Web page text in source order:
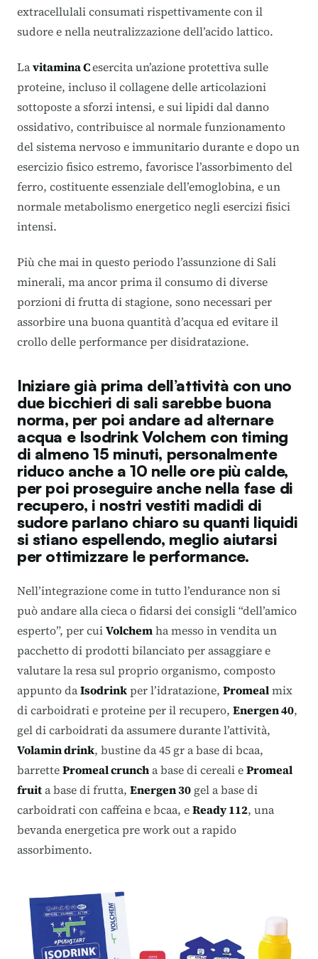
extracellulali consumati rispettivamente con il
sudore e nella neutralizzazione dell’acido lattico.
Lavitamina Cesercita un’azione protettiva sulle
proteine, incluso il collagene delle articolazioni
sottoposte a sforzi intensi, e sui lipidi dal danno
ossidativo, contribuisce al normale funzionamento
del sistema nervoso e immunitario durante e dopo un
esercizio fisico estremo, favorisce l’assorbimento del
ferro, costituente essenziale dell’emoglobina, e un
normale metabolismo energetico negli esercizi fisici
intensi.
Più che mai in questo periodo l’assunzione di Sali
minerali, ma ancor prima il consumo di diverse
porzioni di frutta di stagione, sono necessari per
assorbire una buona quantità d’acqua ed evitare il
crollo delle performance per disidratazione.
Iniziare già prima dell’attività con uno
due bicchieri di sali sarebbe buona
norma, per poi andare ad alternare
acqua e Isodrink Volchem con timing
di almeno 15 minuti, personalmente
riduco anche a 10 nelle ore più calde,
per poi proseguire anche nella fase di
recupero, i nostri vestiti madidi di
sudore parlano chiaro su quanti liquidi
si stiano espellendo, meglio aiutarsi
per ottimizzare le performance.
Nell’integrazione come in tutto l’endurance non si
può andare alla cieca o fidarsi dei consigli “dell’amico
esperto”, per cuiVolchemha messo in vendita un
pacchetto di prodotti bilanciatoper assaggiare e
valutare la resa sul proprio organismo, composto
appunto daIsodrinkper l’idratazione, Promealmix
di carboidrati e proteine per il recupero, Energen 40,
gel di carboidrati da assumere durante l’attività,
Volamin drink, bustine da 45 gr a base di bcaa,
barrettePromeal cruncha base di cereali ePromeal
fruita base di frutta, Energen 30 gel a base di
carboidrati con caffeina e bcaa, eReady 112, una
bevanda energetica pre work out a rapido
assorbimento.